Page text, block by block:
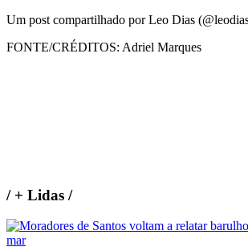
Um post compartilhado por Leo Dias
FONTE/CRÉDITOS: Adriel Marques
/+ Lidas /